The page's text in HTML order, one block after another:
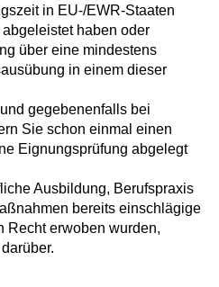
in EU-/EWR-Staaten
haben oder
über eine mindestens
in einem dieser
gegebenenfalls bei
Sie schon einmal einen
Eignungsprüfung abgelegt
Ausbildung, Berufspraxis
bereits einschlägige
Recht erwoben wurden,